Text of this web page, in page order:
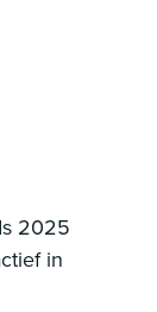
2025
in